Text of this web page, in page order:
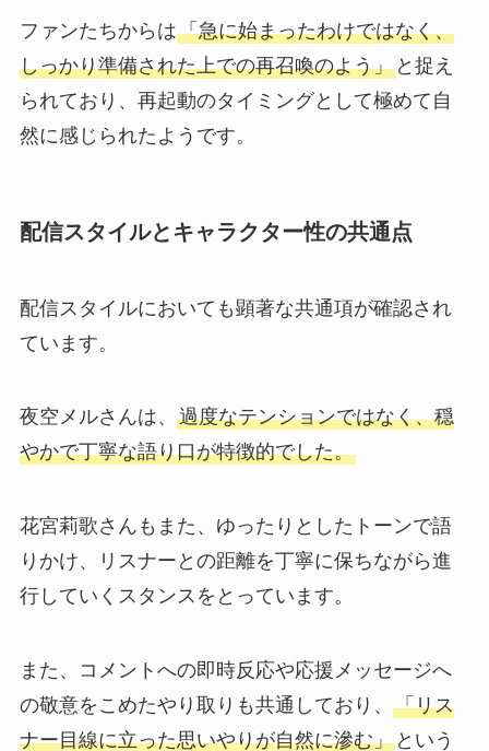
ファンたちからは「急に始まったわけではなく、
しっかり準備された上での再召喚のよう」と捉え
られており、再起動のタイミングとして極めて自
然に感じられたようです。
配信スタイルとキャラクター性の共通点
配信スタイルにおいても顕著な共通項が確認され
ています。
夜空メルさんは、 過度なテンションではなく、穏
やかで丁寧な語り口が特徴的でした。
花宮莉歌さんもまた、ゆったりとしたトーンで語
りかけ、リスナーとの距離を丁寧に保ちながら進
行していくスタンスをとっています。
また、コメントへの即時反応や応援メッセージへ
の敬意をこめたやり取りも共通しており、 「リス
ナー目線に立った思いやりが自然に滲む」という